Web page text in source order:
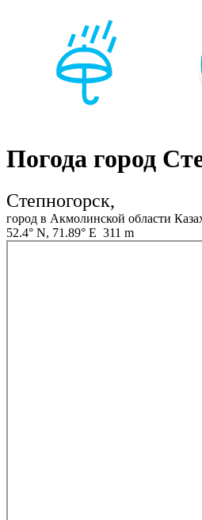
Погода город
Степногорск,
город в Акмолинской области
52.4° N, 71.89° E 311 m